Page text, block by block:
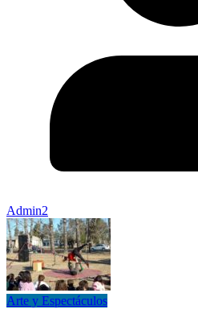
Admin2
Arte y Espectáculos